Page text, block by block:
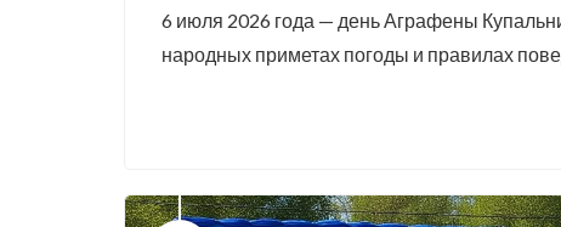
6 июля 2026 года — день Аграфены
народных приметах погоды и правилах